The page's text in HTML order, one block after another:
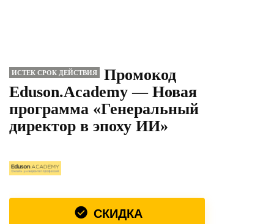
ИСТЕК СРОК ДЕЙСТВИЯ
Промокод
Eduson.Academy — Новая
программа «Генеральный
директор в эпоху ИИ»
СКИДКА